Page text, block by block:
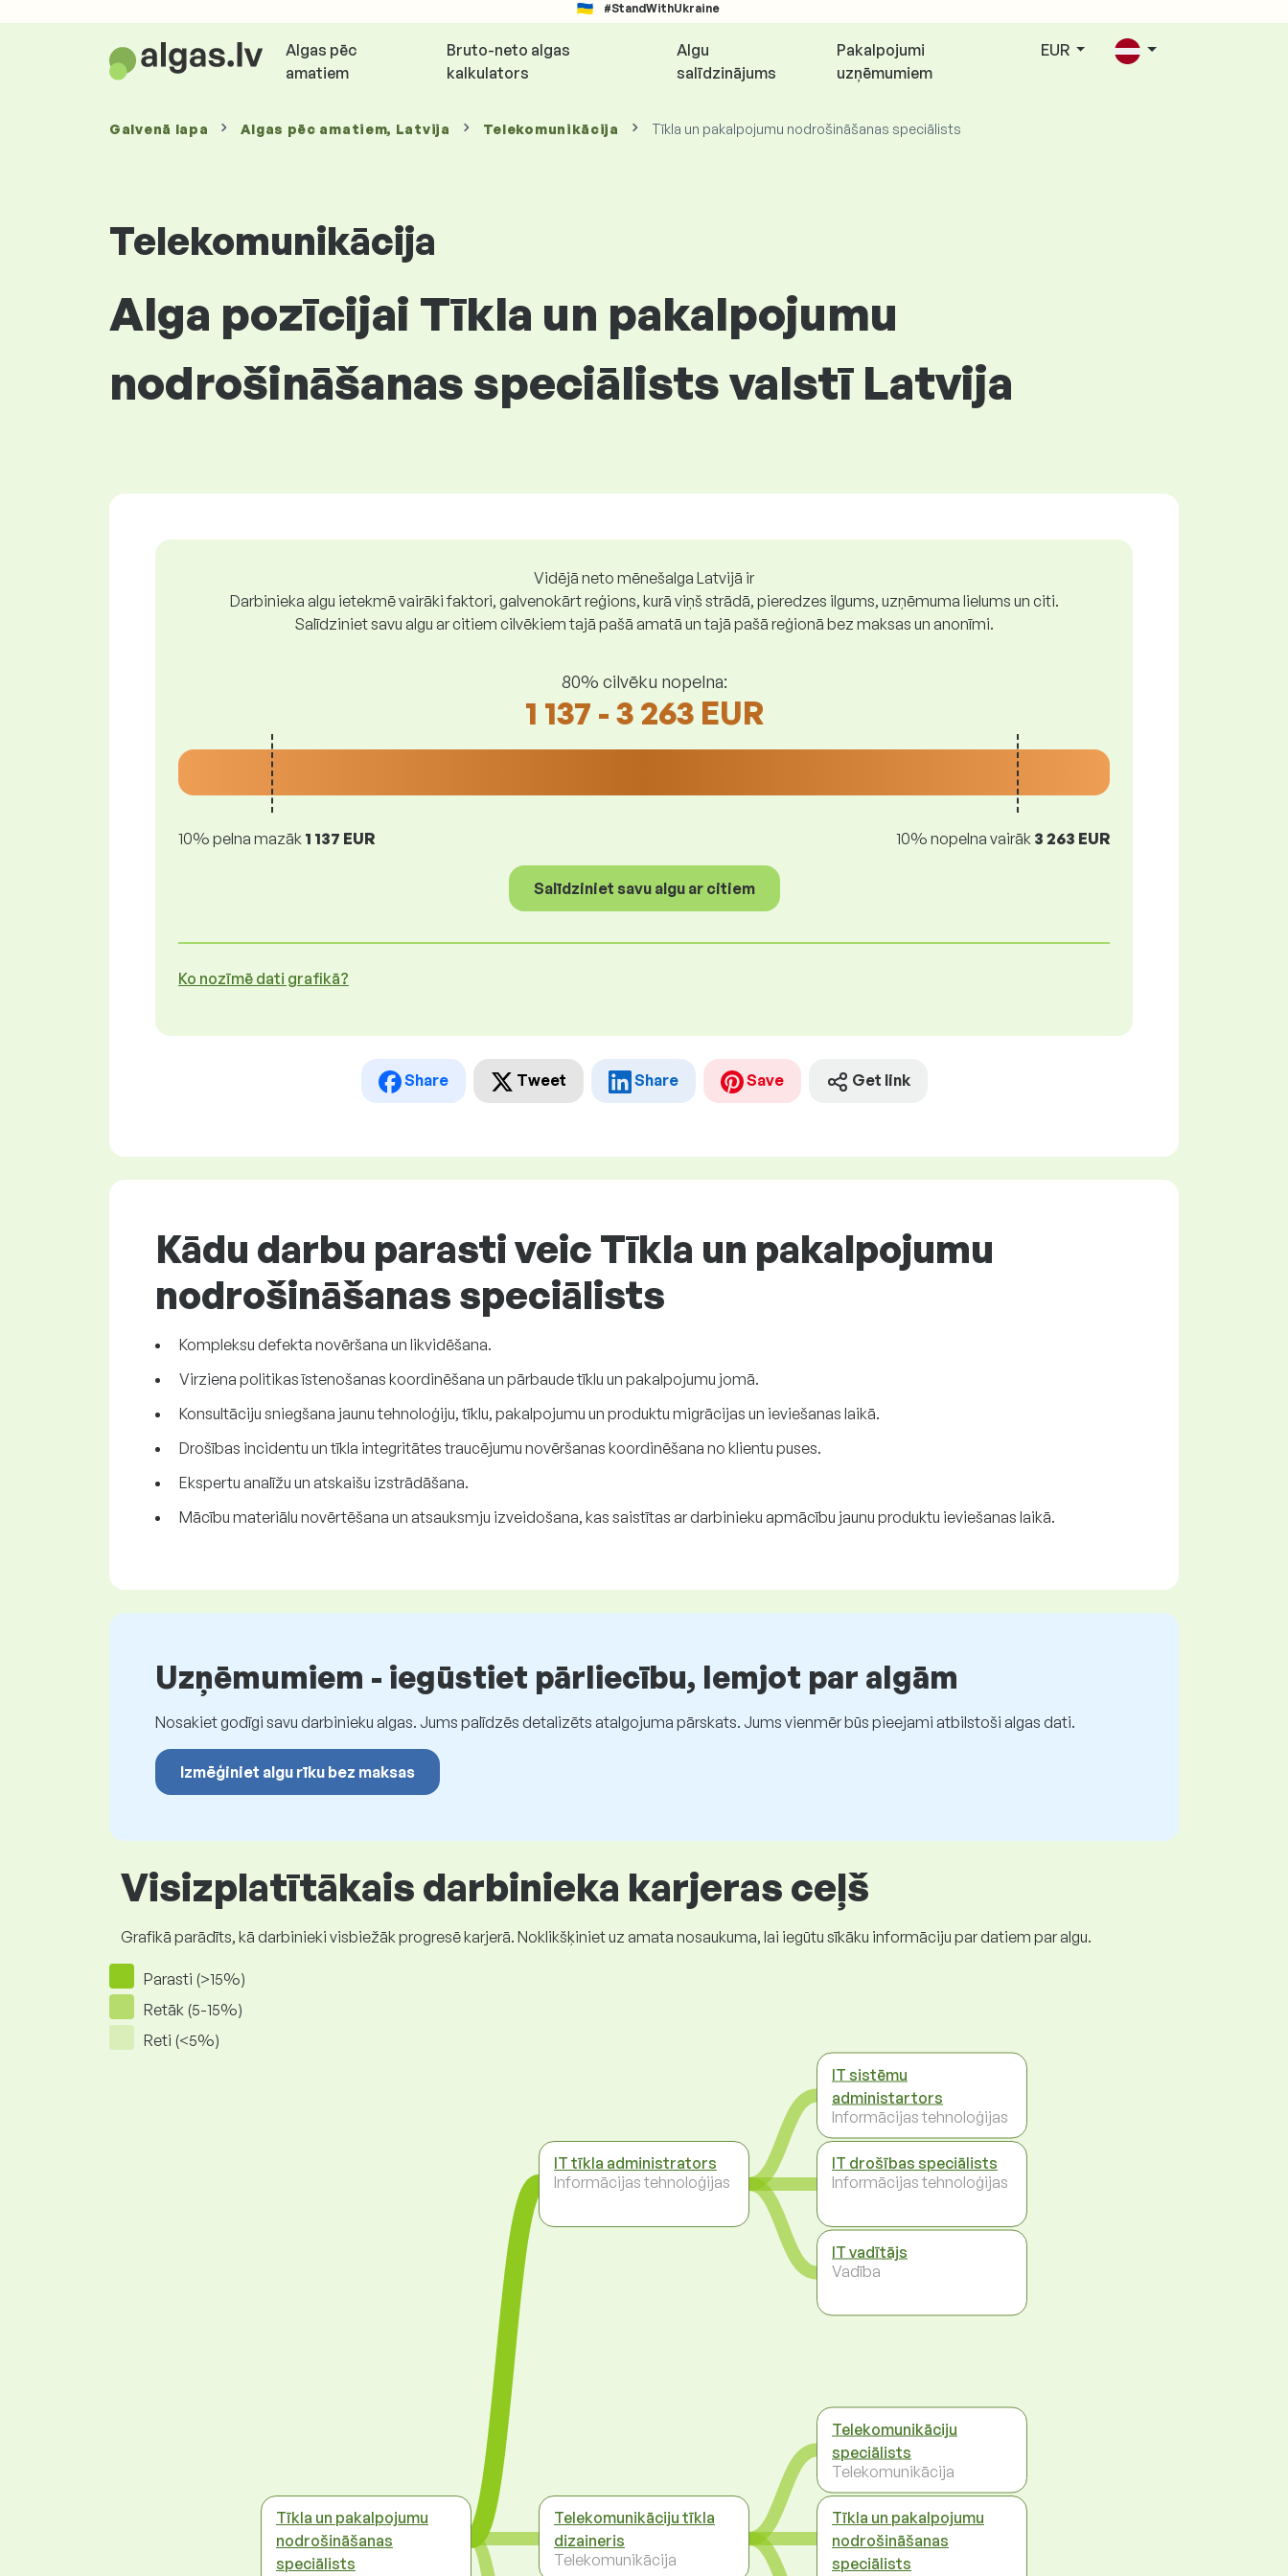
#StandWithUkraine
Algas pēc
amatiem
Bruto-neto algas
kalkulators
Algu
salīdzinājums
Pakalpojumi
uzņēmumiem
EUR
Galvenā lapa Algas pēc amatiem, Latvija Telekomunikācija Tīkla un pakalpojumu nodrošināšanas speciālists
Telekomunikācija
Alga pozīcijai Tīkla un pakalpojumu
nodrošināšanas speciālists valstī Latvija
Vidējā neto mēnešalga Latvijā ir
Darbinieka algu ietekmē vairāki faktori, galvenokārt reģions, kurā viņš strādā, pieredzes ilgums, uzņēmuma lielums un citi.
Salīdziniet savu algu ar citiem cilvēkiem tajā pašā amatā un tajā pašā reģionā bez maksas un anonīmi.
80% cilvēku nopelna:
1 137 - 3 263 EUR
10% pelna mazāk 1 137 EUR 10% nopelna vairāk 3 263 EUR
Salīdziniet savu algu ar citiem
Ko nozīmē dati grafikā?
Share Tweet Share Save Get link
Kādu darbu parasti veic Tīkla un pakalpojumu
nodrošināšanas speciālists
Kompleksu defekta novēršana un likvidēšana.
Virziena politikas īstenošanas koordinēšana un pārbaude tīklu un pakalpojumu jomā.
Konsultāciju sniegšana jaunu tehnoloģiju, tīklu, pakalpojumu un produktu migrācijas un ieviešanas laikā.
Drošības incidentu un tīkla integritātes traucējumu novēršanas koordinēšana no klientu puses.
Ekspertu analīžu un atskaišu izstrādāšana.
Mācību materiālu novērtēšana un atsauksmju izveidošana, kas saistītas ar darbinieku apmācību jaunu produktu ieviešanas laikā.
Uzņēmumiem - iegūstiet pārliecību, lemjot par algām
Nosakiet godīgi savu darbinieku algas. Jums palīdzēs detalizēts atalgojuma pārskats. Jums vienmēr būs pieejami atbilstoši algas dati.
Izmēģiniet algu rīku bez maksas
Visizplatītākais darbinieka karjeras ceļš
Grafikā parādīts, kā darbinieki visbiežāk progresē karjerā. Noklikšķiniet uz amata nosaukuma, lai iegūtu sīkāku informāciju par datiem par algu.
Parasti (>15%)
Retāk (5-15%)
Reti (<5%)
Tīkla un pakalpojumu
nodrošināšanas
speciālists
IT tīkla administrators
Informācijas tehnoloģijas
Telekomunikāciju tīkla
dizaineris
Telekomunikācija
IT sistēmu
administartors
Informācijas tehnoloģijas
IT drošības speciālists
Informācijas tehnoloģijas
IT vadītājs
Vadība
Telekomunikāciju
speciālists
Telekomunikācija
Tīkla un pakalpojumu
nodrošināšanas
speciālists